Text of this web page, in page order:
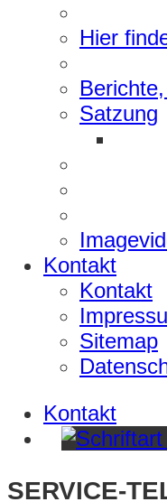
Hier
Satzung
Kontakt
Kontakt
Sitemap
Kontakt
SERVICE-